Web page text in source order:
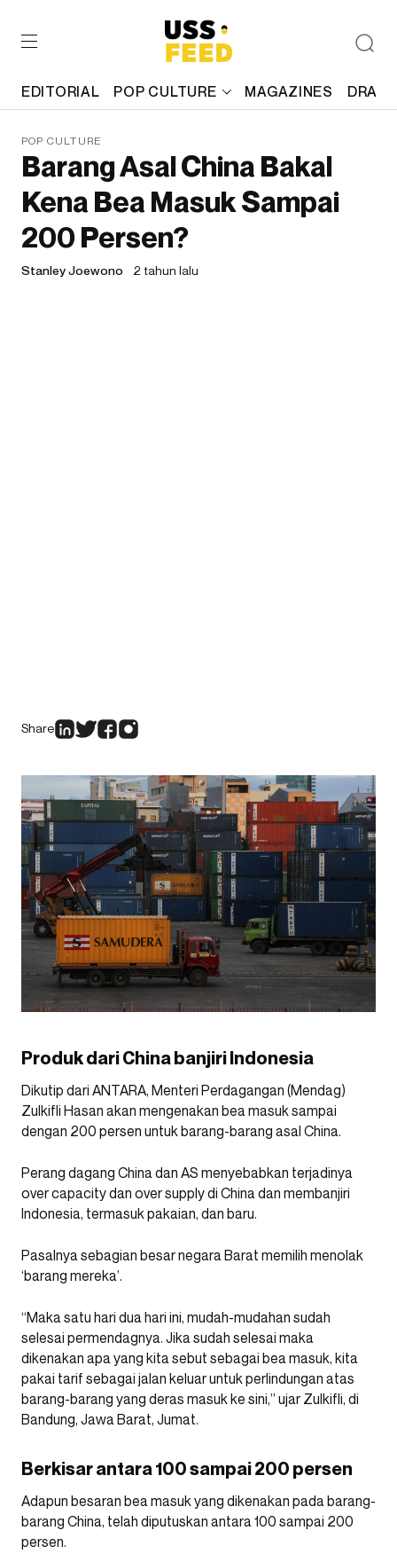
EDITORIAL POP CULTURE MAGAZINES
POP CULTURE
Barang Asal China Bakal
Kena Bea Masuk Sampai
200 Persen?
Stanley Joewono 2 tahun lalu
Share
Produk dari China banjiri Indonesia
Dikutip dari ANTARA, Menteri Perdagangan (Mendag)
Zulkifli Hasan akan mengenakan bea masuk sampai
dengan 200 persen untuk barang-barang asal China.
Perang dagang China dan AS menyebabkan terjadinya
over capacity dan over supply di China dan membanjiri
Indonesia, termasuk pakaian, dan baru.
Pasalnya sebagian besar negara Barat memilih menolak
‘barang mereka’.
“Maka satu hari dua hari ini, mudah-mudahan sudah
selesai permendagnya. Jika sudah selesai maka
dikenakan apa yang kita sebut sebagai bea masuk, kita
pakai tarif sebagai jalan keluar untuk perlindungan atas
barang-barang yang deras masuk ke sini,” ujar Zulkifli, di
Bandung, Jawa Barat, Jumat.
Berkisar antara 100 sampai 200 persen
Adapun besaran bea masuk yang dikenakan pada barang-
barang China, telah diputuskan antara 100 sampai 200
persen.